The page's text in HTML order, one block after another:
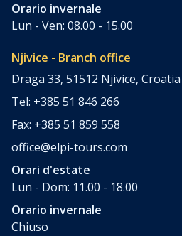
Orario invernale
Lun - Ven: 08.00 - 15.00
Njivice - Branch office
Draga 33, 51512 Njivice,
Tel: +385 51 846 266
Fax: +385 51 859 558
office@elpi-tours.com
Orari d'estate
Lun - Dom: 11.00 - 18.00
Orario invernale
Chiuso